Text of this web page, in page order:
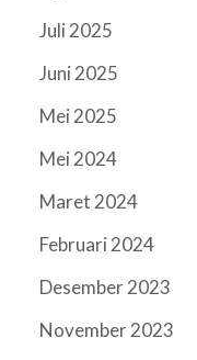
Juli 2025
Juni 2025
Mei 2025
Mei 2024
Maret 2024
Februari 2024
Desember 2023
November 2023